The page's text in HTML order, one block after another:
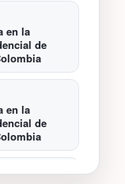
en la
de
en la
de